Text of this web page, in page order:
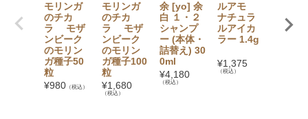
モリンガ
のチカ
ラ モザ
ンビーク
のモリン
ガ種子50
粒
¥980 （税込）
モリンガ
のチカ
ラ モザ
ンビーク
のモリン
ガ種子100
粒
¥1,680
（税込）
余 [yo] 余
白 １・２
シャンプ
ー (本体・
詰替え) 30
0ml
¥4,180
（税込）
ルアモ
ナチュラ
ルアイカ
ラー 1.4g
¥1,375
（税込）
鹿児島
産・さ